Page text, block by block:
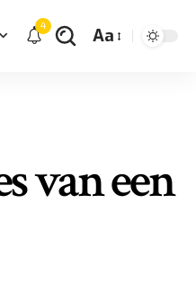
4 Aa
van een